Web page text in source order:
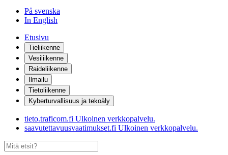
På svenska
In English
Etusivu
Tieliikenne
Vesiliikenne
Raideliikenne
Ilmailu
Tietoliikenne
Kyberturvallisuus ja tekoäly
tieto.traficom.fi Ulkoinen verkkopalvelu.
saavutettavuusvaatimukset.fi Ulkoinen verkkopalvelu.